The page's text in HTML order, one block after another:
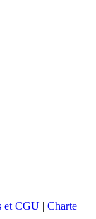
et CGU | Charte